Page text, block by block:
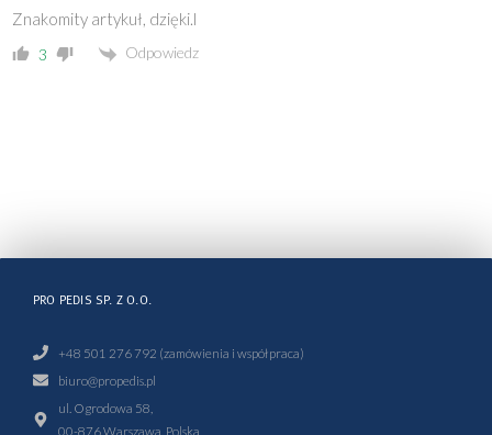
Znakomity artykuł, dzięki.l
3 Odpowiedz
PRO PEDIS SP. Z O.O.
+48 501 276 792 (zamówienia i współpraca)
biuro@propedis.pl
ul. Ogrodowa 58,
00-876 Warszawa, Polska